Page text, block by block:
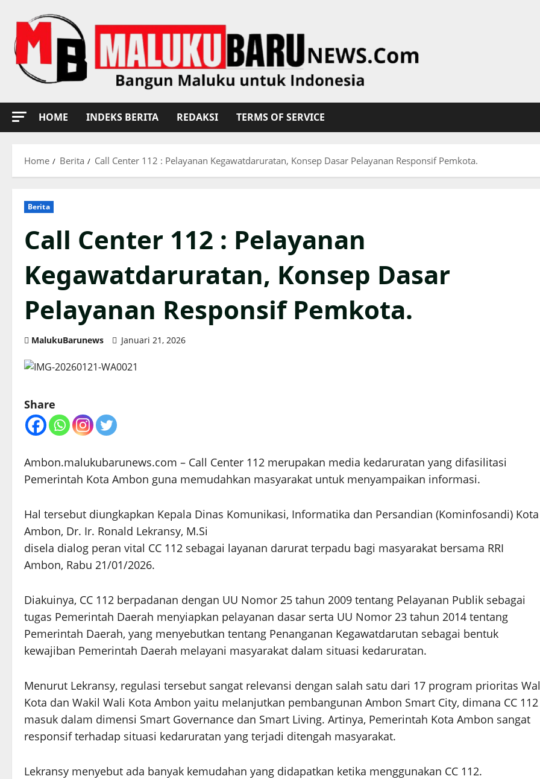
content
HOME INDEKS BERITA REDAKSI TERMS OF SERVICE
Home Berita Call Center 112 : Pelayanan Kegawatdaruratan, Konsep Dasar Pelayanan Responsif Pemkota.
Berita
Call Center 112 : Pelayanan
Kegawatdaruratan, Konsep Dasar
Pelayanan Responsif Pemkota.
MalukuBarunews Januari 21, 2026
Share
Ambon.malukubarunews.com – Call Center 112 merupakan media kedaruratan yang difasilitasi
Pemerintah Kota Ambon guna memudahkan masyarakat untuk menyampaikan informasi.
Hal tersebut diungkapkan Kepala Dinas Komunikasi, Informatika dan Persandian (Kominfosandi) Kota
Ambon, Dr. Ir. Ronald Lekransy, M.Si
disela dialog peran vital CC 112 sebagai layanan darurat terpadu bagi masyarakat bersama RRI
Ambon, Rabu 21/01/2026.
Diakuinya, CC 112 berpadanan dengan UU Nomor 25 tahun 2009 tentang Pelayanan Publik sebagai
tugas Pemerintah Daerah menyiapkan pelayanan dasar serta UU Nomor 23 tahun 2014 tentang
Pemerintah Daerah, yang menyebutkan tentang Penanganan Kegawatdarutan sebagai bentuk
kewajiban Pemerintah Daerah melayani masyarakat dalam situasi kedaruratan.
Menurut Lekransy, regulasi tersebut sangat relevansi dengan salah satu dari 17 program prioritas
Kota dan Wakil Wali Kota Ambon yaitu melanjutkan pembangunan Ambon Smart City, dimana CC 112
masuk dalam dimensi Smart Governance dan Smart Living. Artinya, Pemerintah Kota Ambon sangat
responsif terhadap situasi kedaruratan yang terjadi ditengah masyarakat.
Lekransy menyebut ada banyak kemudahan yang didapatkan ketika menggunakan CC 112.